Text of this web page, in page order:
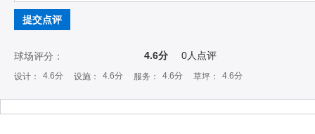
提交点评
球场评分： 4.6分 0人点评
设计： 4.6分 设施： 4.6分 服务： 4.6分 草坪： 4.6分